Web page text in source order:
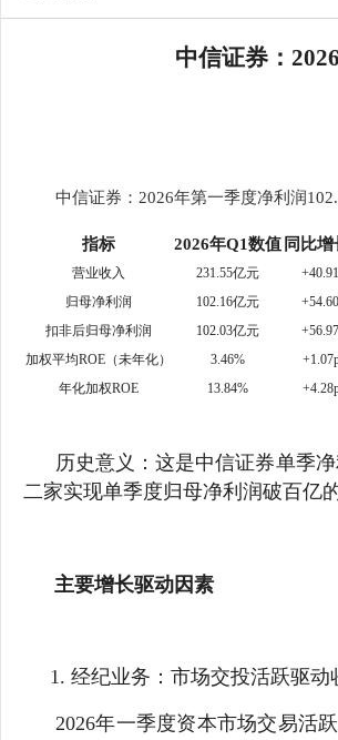
中信证券：
中信证券：2026年第一季度净利润
指标 2026年Q1数值 同比
营业收入 231.55亿元
归母净利润
102.16亿元
扣非后归母净利润
102.03亿元
加权平均ROE（未年化）
3.46%
年化加权ROE
13.84%
历史意义：这是中信证券单季
二家实现单季度归母净利润破百亿
主要增长驱动因素
1. 经纪业务：市场交投活跃驱动
2026年一季度资本市场交易活